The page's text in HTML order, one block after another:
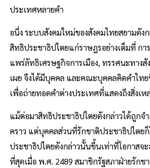
ประเทศหลายคำ
อนึ่ง ระบบสังคมใหม่ของสังคมไทยสยามดัง
สิทธิประชาธิปไตยแก่ราษฎรอย่างเต็มที่ กา
แพร่ลัทธิเศรษฐกิจการเมือง, ทรรศนะทางสั
เผย จึงได้มีบุคคล และคณะบุคคลคิดคำไท
เพื่อถ่ายทอดคำต่างประเทศที่แสดงถึงสิ่งเห
แม้ต่อมาสิทธิประชาธิปไตยดังกล่าวได้ถูกจ
คราว แต่บุคคลส่วนที่รักชาติประชาธิปไตย
ประชาธิปไตยดังกล่าวนั้นขึ้นเท่าที่โอกาสจ
ที่สุดเมื่อ พ.ศ. 2489 สมาชิกรัฐสภาฝ่ายรักช